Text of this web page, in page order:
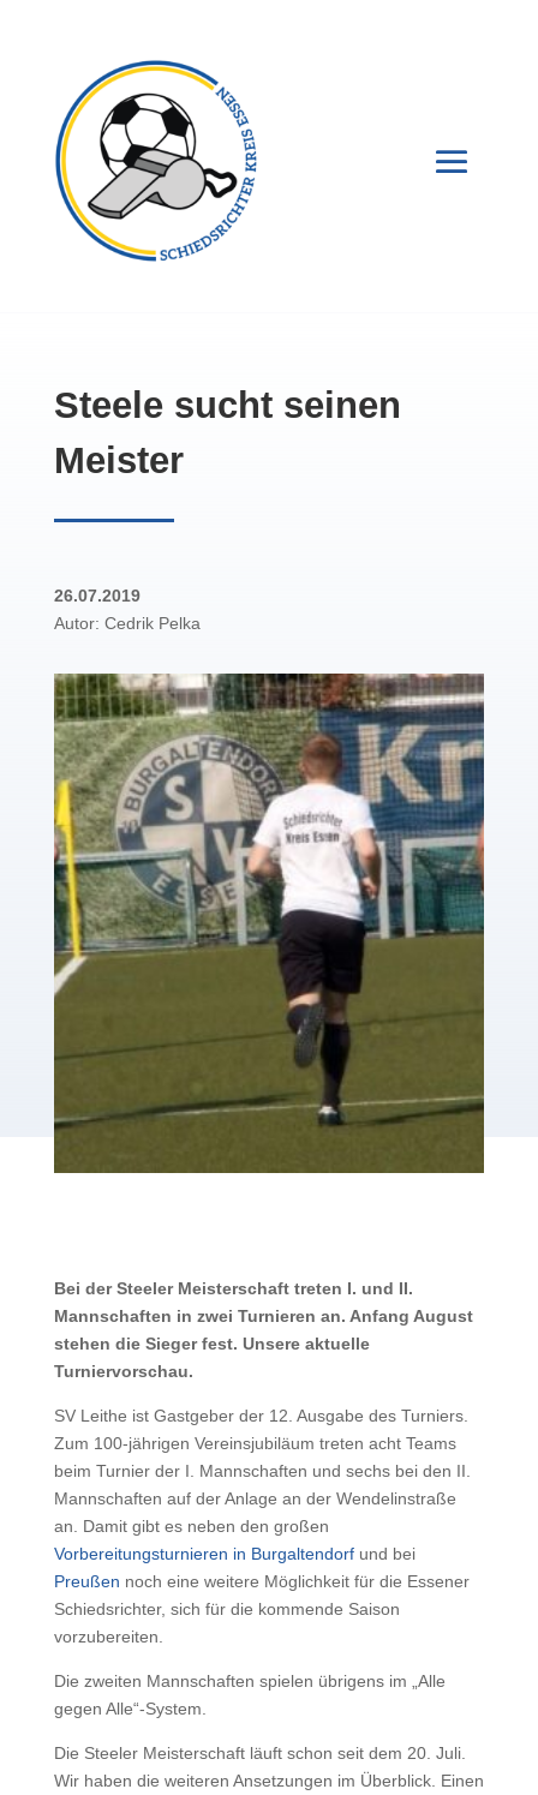
Steele sucht seinen
Meister
26.07.2019
Autor: Cedrik Pelka
Bei der Steeler Meisterschaft treten I. und II.
Mannschaften in zwei Turnieren an. Anfang August
stehen die Sieger fest. Unsere aktuelle
Turniervorschau.
SV Leithe ist Gastgeber der 12. Ausgabe des Turniers.
Zum 100-jährigen Vereinsjubiläum treten acht Teams
beim Turnier der I. Mannschaften und sechs bei den II.
Mannschaften auf der Anlage an der Wendelinstraße
an. Damit gibt es neben den großen
Vorbereitungsturnieren in Burgaltendorfund bei
Preußen noch eine weitere Möglichkeit für die Essener
Schiedsrichter, sich für die kommende Saison
vorzubereiten.
Die zweiten Mannschaften spielen übrigens im „Alle
gegen Alle“-System.
Die Steeler Meisterschaft läuft schon seit dem 20. Juli.
Wir haben die weiteren Ansetzungen im Überblick. Einen